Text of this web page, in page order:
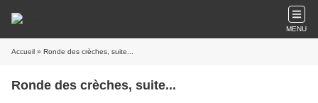
MENU
Accueil » Ronde des crèches, suite...
Ronde des crèches, suite...